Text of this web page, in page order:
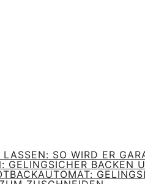
SO WIRD ER
GELINGSICHER BACKEN